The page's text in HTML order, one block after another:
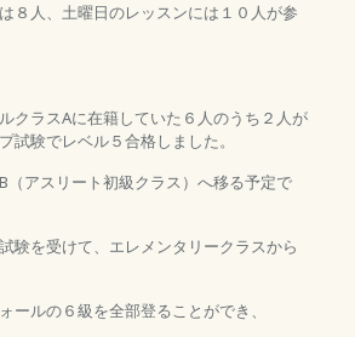
８人、土曜日のレッスンには１０人が参
クラスAに在籍していた６人のうち２人が
試験でレベル５合格しました。
（アスリート初級クラス）へ移る予定で
験を受けて、エレメンタリークラスから
ールの６級を全部登ることができ、